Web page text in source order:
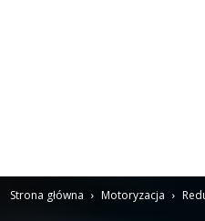
Strona główna Motoryzacja